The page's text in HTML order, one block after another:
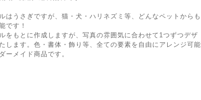
はうさぎですが、猫・犬・ハリネズミ等、どんなペットからも
です！
をもとに作成しますが、写真の雰囲気に合わせて1つずつデザ
します。色・書体・飾り等、全ての要素を自由にアレンジ可能
ーメイド商品です。